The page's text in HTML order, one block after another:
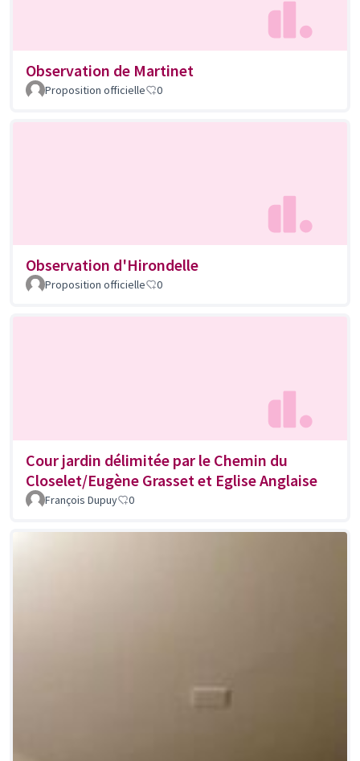
Observation de Martinet
Proposition officielle 0
Observation d'Hirondelle
Proposition officielle 0
Cour jardin délimitée par le Chemin du
Closelet/Eugène Grasset et Eglise Anglaise
François Dupuy 0